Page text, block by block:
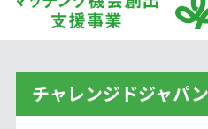
チャレンジドジャパ